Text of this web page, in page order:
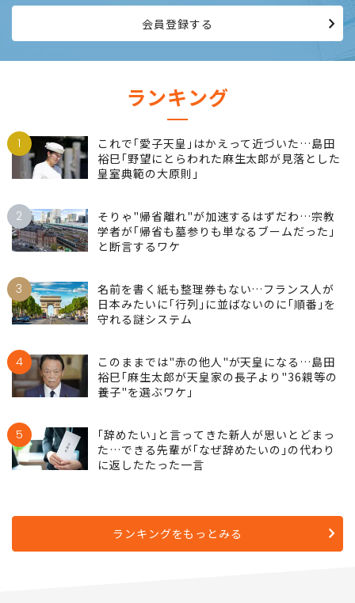
会員登録する
ランキング
1
これで｢愛子天皇｣はかえって近づいた…島田
裕巳｢野望にとらわれた麻生太郎が見落とした
皇室典範の大原則｣
2
そりゃ"帰省離れ"が加速するはずだわ…宗教
学者が｢帰省も墓参りも単なるブームだった｣
と断言するワケ
3
名前を書く紙も整理券もない…フランス人が
日本みたいに｢行列｣に並ばないのに｢順番｣を
守れる謎システム
4
このままでは"赤の他人"が天皇になる…島田
裕巳｢麻生太郎が天皇家の長子より"36親等の
養子"を選ぶワケ｣
5
｢辞めたい｣と言ってきた新人が思いとどまっ
た…できる先輩が｢なぜ辞めたいの｣の代わり
に返したたった一言
ランキングをもっとみる